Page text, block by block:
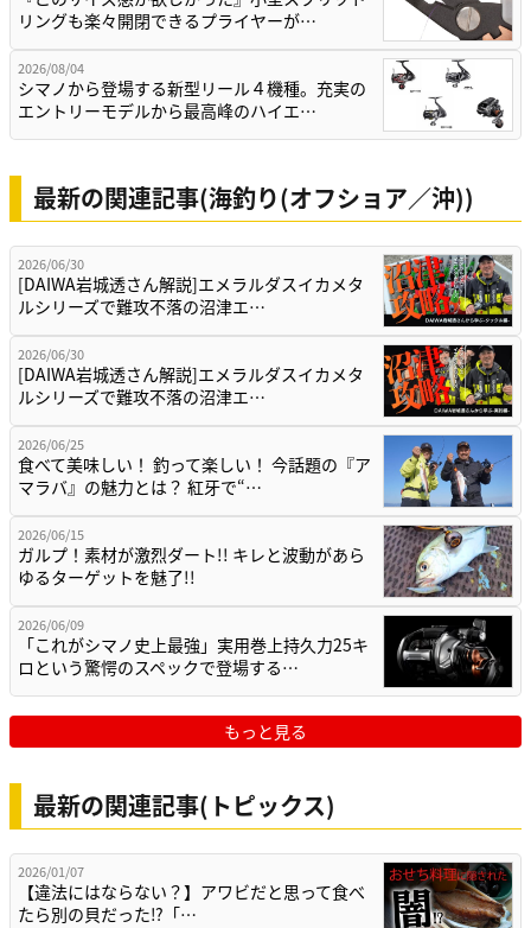
リングも楽々開閉できるプライヤーが…
2026/08/04
シマノから登場する新型リール４機種。充実の
エントリーモデルから最高峰のハイエ…
最新の関連記事(海釣り(オフショア／沖))
2026/06/30
[DAIWA岩城透さん解説]エメラルダスイカメタ
ルシリーズで難攻不落の沼津エ…
2026/06/30
[DAIWA岩城透さん解説]エメラルダスイカメタ
ルシリーズで難攻不落の沼津エ…
2026/06/25
食べて美味しい！ 釣って楽しい！ 今話題の『ア
マラバ』の魅力とは？ 紅牙で“…
2026/06/15
ガルプ！素材が激烈ダート!! キレと波動があら
ゆるターゲットを魅了!!
2026/06/09
「これがシマノ史上最強」実用巻上持久力25キ
ロという驚愕のスペックで登場する…
もっと見る
最新の関連記事(トピックス)
2026/01/07
【違法にはならない？】アワビだと思って食べ
たら別の貝だった⁉「…